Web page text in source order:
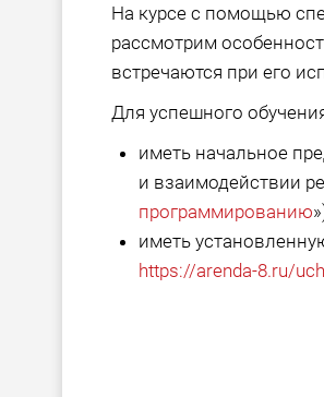
На курсе с помощью
рассмотрим
встречаются при его
Для успешного
иметь начальное
и взаимодействии
программированию
иметь
https://arenda-8.ru/